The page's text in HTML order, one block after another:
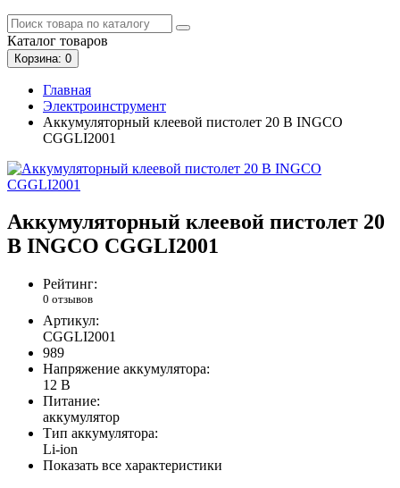
Каталог товаров
Корзина: 0
Главная
Электроинструмент
Аккумуляторный клеевой пистолет 20 В INGCO
CGGLI2001
Аккумуляторный клеевой пистолет 20
В INGCO CGGLI2001
Рейтинг:
0 отзывов
Артикул:
CGGLI2001
989
Напряжение аккумулятора:
12 В
Питание:
аккумулятор
Тип аккумулятора:
Li-ion
Показать все характеристики